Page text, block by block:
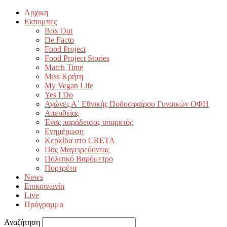
Αρχικη
Εκπομπες
Box Out
De Facto
Food Project
Food Project Stories
Match Time
Miss Κρήτη
My Vegan Life
Yes I Do
Αγώνες Α΄ Εθνικής Ποδοσφαίρου Γυναικών ΟΦΗ
Απευθείας
Ένας παράδεισος υπαρκτός
Ενημέρωση
Κερκίδα στο CRETA
Πας Μαγειρεύοντας
Πολιτικό Βαρόμετρο
Πορτρέτα
News
Επικοινωνία
Live
Πρόγραμμα
Αναζήτηση